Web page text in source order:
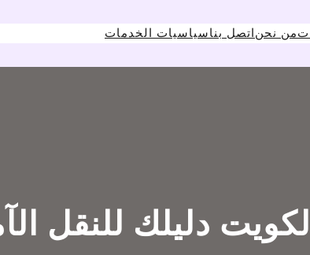
من نحناتصل بناسياسيات الخدمات
دليلك للنقل